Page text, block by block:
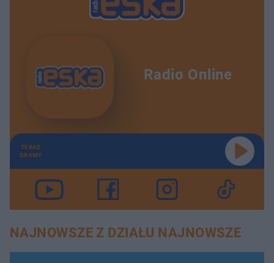
Radio Online
TERAZ
GRAMY
NAJNOWSZE Z DZIAŁU NAJNOWSZE